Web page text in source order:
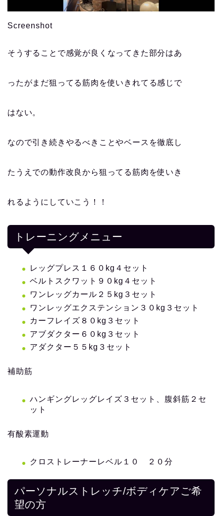
Screenshot
そうすることで感覚が良くなってきた部分はあ
ったがまだ狙ってる筋肉を使いきれてる感じで
はない。
なので引き続きやるべきことやベースを徹底し
たうえでの動作改良から狙ってる筋肉を使いき
れるようにしていこう！！
トレーニングメニュー
レッグプレス１６０kg４セット
ベルトスクワット９０kg４セット
ワンレッグカール２５kg３セット
ワンレッグエクステンション３０kg３セット
カーフレイズ８０kg３セット
アブダクター６０kg３セット
アダクター５５kg３セット
補助筋
ハンギングレッグレイズ３セット、腹斜筋２セ
ット
有酸素運動
クロストレーナーレベル１０ ２０分
パーソナルストレッチ/ボディケアご希
望の方